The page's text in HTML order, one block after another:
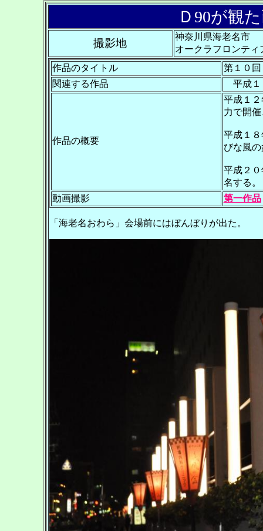
Ｄ90が観
撮影地
神奈川県海老名市
オークラフロンテ
作品のタイトル
第１０
関連する作品
平成１
作品の概要
平成１
力で開
平成１
びな風
平成２
名する。
動画撮影
第一作品
「海老名おわら」会場前にはぼんぼりが出た。